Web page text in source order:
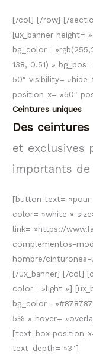
[/col] [/row] [/
[ux_banner height=
bg_color=
138, 0.51) »
50″ visibility=
position_x= »50″
Ceintures uniques
Des
et exclusives
importants
[button text= »pour
color= »white »
link= »https://
complementos-
hombre/
[/ux_banner] [/col]
color= »light »]
bg_color=
5% » hover=
[text_box
text_depth= »3″]